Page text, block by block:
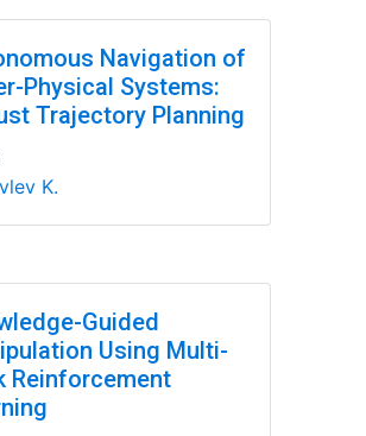
Navigation of
Physical Systems:
Trajectory Planning
K.
Guided
Using Multi-
Reinforcement